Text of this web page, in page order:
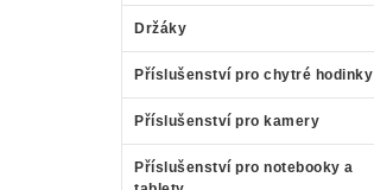
Držáky
Příslušenství pro chytré hodinky
Příslušenství pro kamery
Příslušenství pro notebooky a